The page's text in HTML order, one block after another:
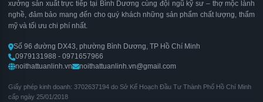
xưởng sản xuất trực tiếp tại Bình Dương cùng đội ngũ kỹ sư – thợ mộc lành
nghề, đảm bảo mang đến cho quý khách những sản phẩm chất lượng, thẩm
mỹ và tối ưu chi phí nhất.
Số 96 đường DX43, phường Bình Dương, TP Hồ Chí Minh
0979131988 - 0971657966
noithattuanlinh.vn
noithattuanlinh.vn@gmail.com
Giấy phép kinh doanh: 3702637194 do Sở Kế Hoạch Đầu Tư Thành Phố Hồ Chí Minh
cấp ngày 25/01/2018